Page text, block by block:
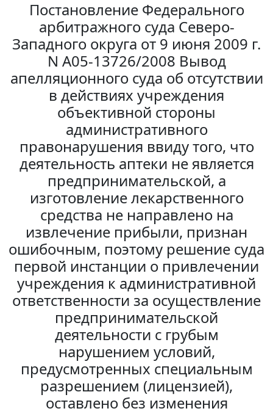
Постановление Федерального
арбитражного суда Северо-
Западного округа от 9 июня 2009 г.
N А05-13726/2008 Вывод
апелляционного суда об отсутствии
в действиях учреждения
объективной стороны
административного
правонарушения ввиду того, что
деятельность аптеки не является
предпринимательской, а
изготовление лекарственного
средства не направлено на
извлечение прибыли, признан
ошибочным, поэтому решение суда
первой инстанции о привлечении
учреждения к административной
ответственности за осуществление
предпринимательской
деятельности с грубым
нарушением условий,
предусмотренных специальным
разрешением (лицензией),
оставлено без изменения